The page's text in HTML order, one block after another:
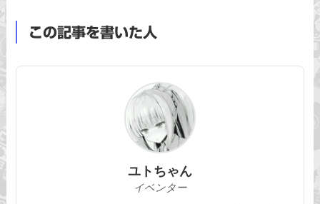
この記事を書いた人
ユトちゃん
イベンター